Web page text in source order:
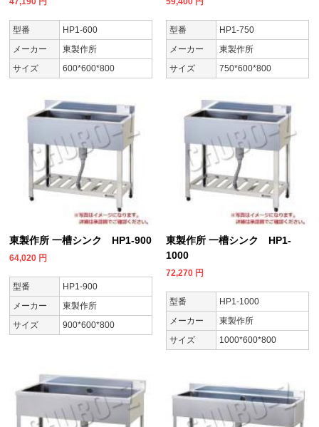
型番
HP1-600
メーカー
東製作所
サイズ
600*600*800
型番
HP1-750
メーカー
東製作所
サイズ
750*600*800
東製作所 一槽シンク HP1-900
64,020 円
型番
HP1-900
メーカー
東製作所
サイズ
900*600*800
東製作所 一槽シンク HP1-
1000
72,270 円
型番
HP1-1000
メーカー
東製作所
サイズ
1000*600*800